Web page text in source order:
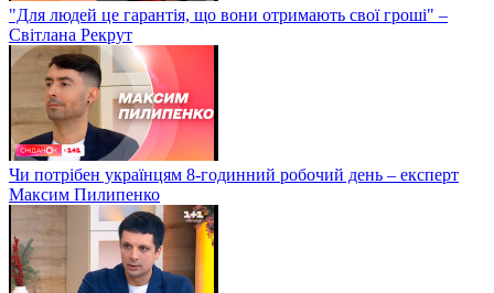
"Для людей це гарантія, що вони отримають свої гроші" –
Світлана Рекрут
Чи потрібен українцям 8-годинний робочий день – експерт
Максим Пилипенко